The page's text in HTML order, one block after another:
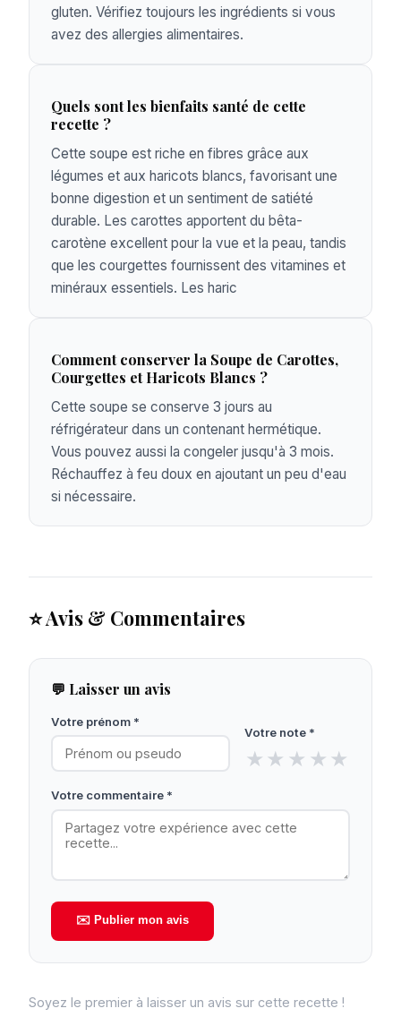
gluten. Vérifiez toujours les ingrédients si vous
avez des allergies alimentaires.
Quels sont les bienfaits santé de cette
recette ?
Cette soupe est riche en fibres grâce aux
légumes et aux haricots blancs, favorisant une
bonne digestion et un sentiment de satiété
durable. Les carottes apportent du bêta-
carotène excellent pour la vue et la peau, tandis
que les courgettes fournissent des vitamines et
minéraux essentiels. Les haric
Comment conserver la Soupe de Carottes,
Courgettes et Haricots Blancs ?
Cette soupe se conserve 3 jours au
réfrigérateur dans un contenant hermétique.
Vous pouvez aussi la congeler jusqu'à 3 mois.
Réchauffez à feu doux en ajoutant un peu d'eau
si nécessaire.
⭐ Avis & Commentaires
💬 Laisser un avis
Votre prénom *
Votre note *
★ ★ ★ ★ ★
Votre commentaire *
✉️ Publier mon avis
Soyez le premier à laisser un avis sur cette recette !